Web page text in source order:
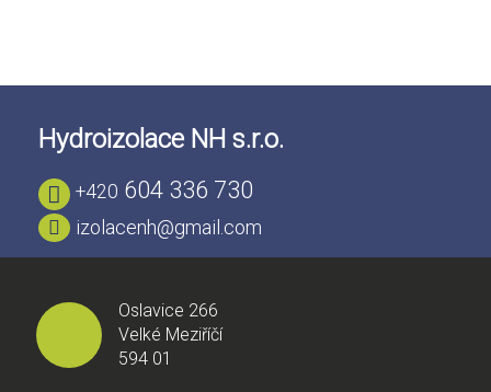
Hydroizolace NH s.r.o.
+420 604 336 730
izolacenh@gmail.com
Oslavice 266
Velké Meziříčí
594 01